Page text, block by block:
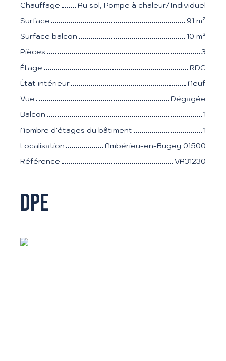
Chauffage
Au sol, Pompe à chaleur/Individuel
Surface
91 m²
Surface balcon
10 m²
Pièces
3
Étage
RDC
État intérieur
Neuf
Vue
Dégagée
Balcon
1
Nombre d'étages du bâtiment
1
Localisation
Ambérieu-en-Bugey 01500
Référence
VA31230
DPE